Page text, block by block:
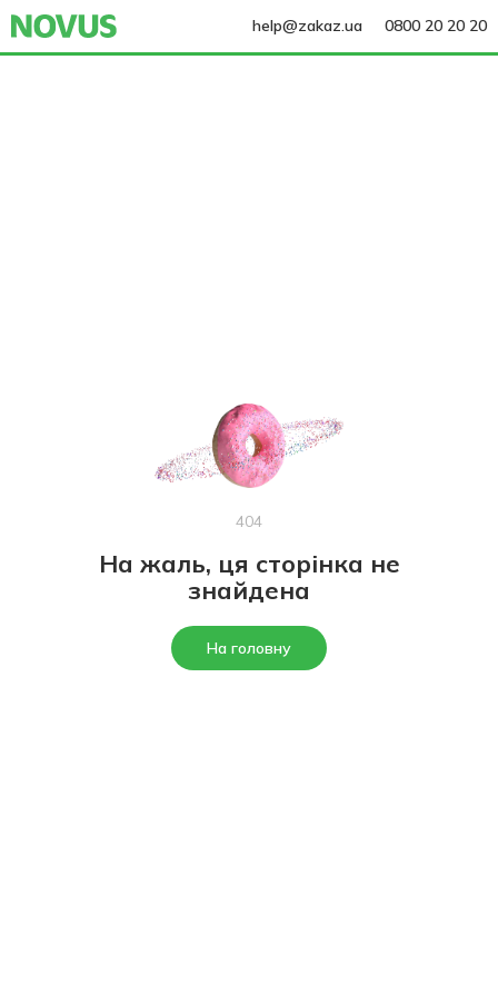
help@zakaz.ua 0800 20 20 20
404
На жаль, ця сторінка не
знайдена
На головну